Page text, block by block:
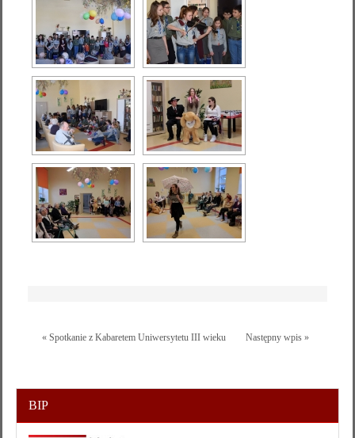
« Spotkanie z Kabaretem Uniwersytetu III wieku Następny wpis »
BIP